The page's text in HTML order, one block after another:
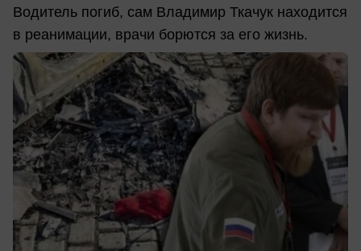
Водитель погиб, сам Владимир Ткачук находится
в реанимации, врачи борются за его жизнь.